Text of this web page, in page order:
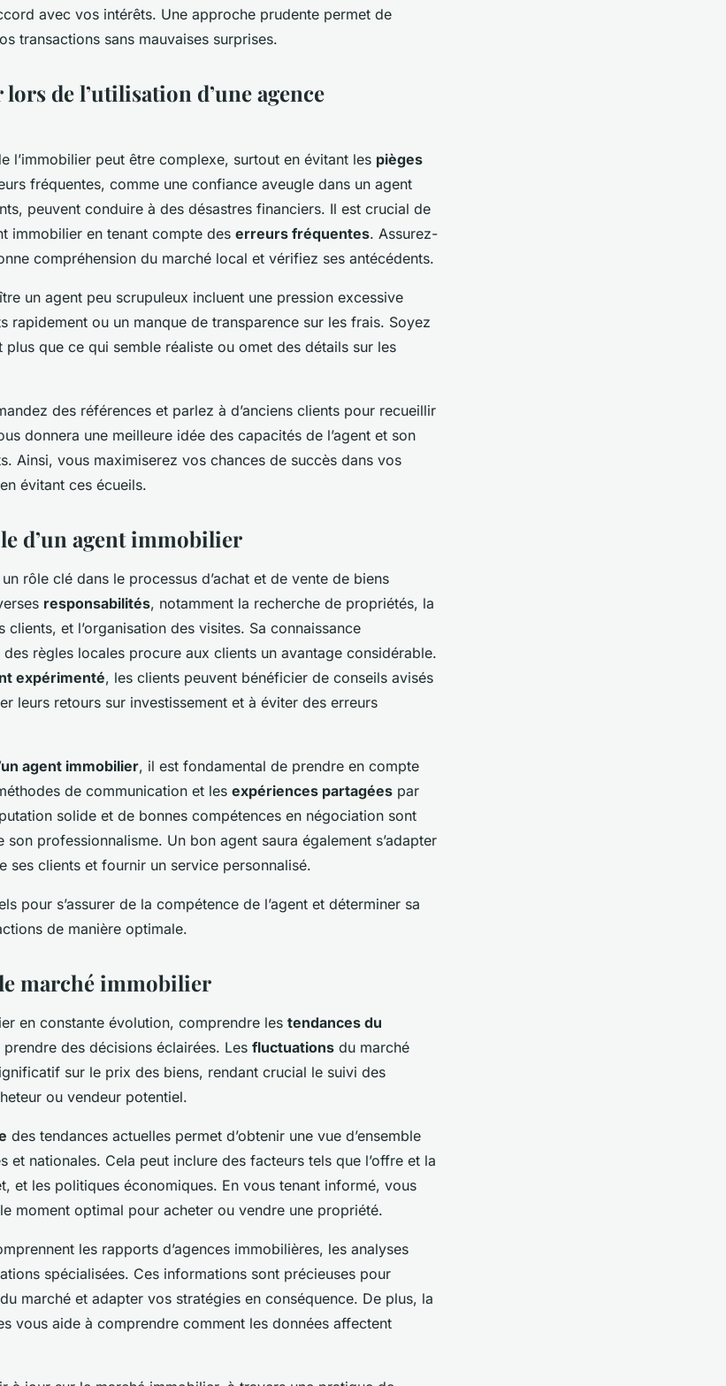
avec vos intérêts. Une approche prudente permet de
transactions sans mauvaises surprises.
lors de l’utilisation d’une agence
l’immobilier peut être complexe, surtout en évitant les pièges
fréquentes, comme une confiance aveugle dans un agent
peuvent conduire à des désastres financiers. Il est crucial de
immobilier en tenant compte des erreurs fréquentes. Assurez-
compréhension du marché local et vérifiez ses antécédents.
un agent peu scrupuleux incluent une pression excessive
rapidement ou un manque de transparence sur les frais. Soyez
que ce qui semble réaliste ou omet des détails sur les
des références et parlez à d’anciens clients pour recueillir
donnera une meilleure idée des capacités de l’agent et son
Ainsi, vous maximiserez vos chances de succès dans vos
évitant ces écueils.
d’un agent immobilier
rôle clé dans le processus d’achat et de vente de biens
responsabilités, notamment la recherche de propriétés, la
clients, et l’organisation des visites. Sa connaissance
règles locales procure aux clients un avantage considérable.
expérimenté, les clients peuvent bénéficier de conseils avisés
leurs retours sur investissement et à éviter des erreurs
agent immobilier, il est fondamental de prendre en compte
de communication et les expériences partagées par
solide et de bonnes compétences en négociation sont
son professionnalisme. Un bon agent saura également s’adapter
ses clients et fournir un service personnalisé.
pour s’assurer de la compétence de l’agent et déterminer sa
de manière optimale.
marché immobilier
en constante évolution, comprendre les tendances du
des décisions éclairées. Les fluctuations du marché
sur le prix des biens, rendant crucial le suivi des
ou vendeur potentiel.
des tendances actuelles permet d’obtenir une vue d’ensemble
et nationales. Cela peut inclure des facteurs tels que l’offre et la
et les politiques économiques. En vous tenant informé, vous
moment optimal pour acheter ou vendre une propriété.
les rapports d’agences immobilières, les analyses
spécialisées. Ces informations sont précieuses pour
marché et adapter vos stratégies en conséquence. De plus, la
vous aide à comprendre comment les données affectent